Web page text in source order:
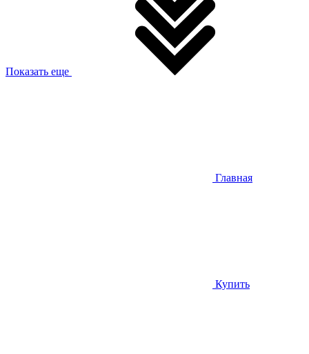
Показать еще
Главная
Купить